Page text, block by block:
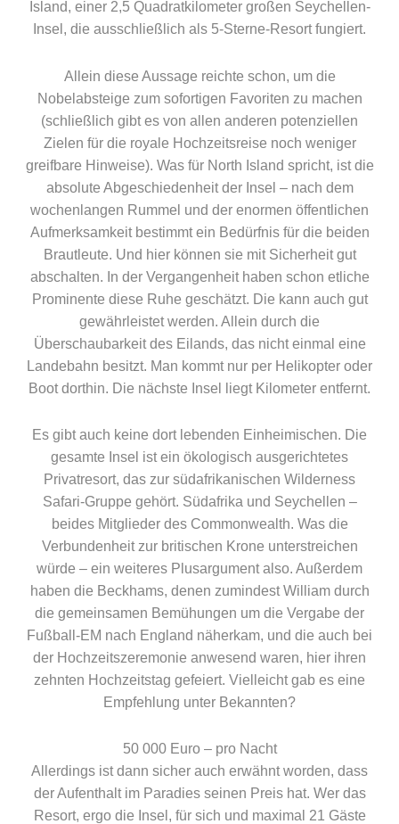
Island, einer 2,5 Quadratkilometer großen Seychellen-
Insel, die ausschließlich als 5-Sterne-Resort fungiert.
Allein diese Aussage reichte schon, um die
Nobelabsteige zum sofortigen Favoriten zu machen
(schließlich gibt es von allen anderen potenziellen
Zielen für die royale Hochzeitsreise noch weniger
greifbare Hinweise). Was für North Island spricht, ist die
absolute Abgeschiedenheit der Insel – nach dem
wochenlangen Rummel und der enormen öffentlichen
Aufmerksamkeit bestimmt ein Bedürfnis für die beiden
Brautleute. Und hier können sie mit Sicherheit gut
abschalten. In der Vergangenheit haben schon etliche
Prominente diese Ruhe geschätzt. Die kann auch gut
gewährleistet werden. Allein durch die
Überschaubarkeit des Eilands, das nicht einmal eine
Landebahn besitzt. Man kommt nur per Helikopter oder
Boot dorthin. Die nächste Insel liegt Kilometer entfernt.
Es gibt auch keine dort lebenden Einheimischen. Die
gesamte Insel ist ein ökologisch ausgerichtetes
Privatresort, das zur südafrikanischen Wilderness
Safari-Gruppe gehört. Südafrika und Seychellen –
beides Mitglieder des Commonwealth. Was die
Verbundenheit zur britischen Krone unterstreichen
würde – ein weiteres Plusargument also. Außerdem
haben die Beckhams, denen zumindest William durch
die gemeinsamen Bemühungen um die Vergabe der
Fußball-EM nach England näherkam, und die auch bei
der Hochzeitszeremonie anwesend waren, hier ihren
zehnten Hochzeitstag gefeiert. Vielleicht gab es eine
Empfehlung unter Bekannten?
50 000 Euro – pro Nacht
Allerdings ist dann sicher auch erwähnt worden, dass
der Aufenthalt im Paradies seinen Preis hat. Wer das
Resort, ergo die Insel, für sich und maximal 21 Gäste